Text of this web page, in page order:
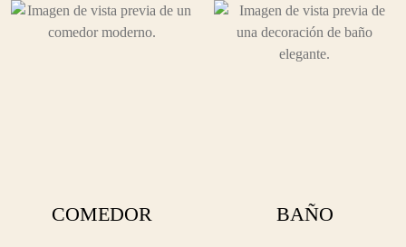
COMEDOR BAÑO